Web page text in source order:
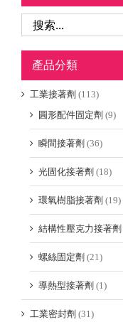
產品分類
工業接著劑 (113)
圓形配件固定劑 (9)
瞬間接著劑 (36)
光固化接著劑 (18)
環氧樹脂接著劑 (19)
結構性壓克力接著劑
螺絲固定劑 (21)
導熱型接著劑 (1)
工業密封劑 (31)